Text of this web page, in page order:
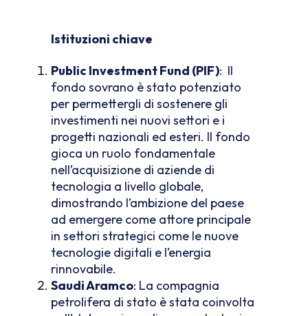
Istituzioni chiave
Public Investment Fund (PIF): Il
fondo sovrano è stato potenziato
per permettergli di sostenere gli
investimenti nei nuovi settori e i
progetti nazionali ed esteri. Il fondo
gioca un ruolo fondamentale
nell’acquisizione di aziende di
tecnologia a livello globale,
dimostrando l’ambizione del paese
ad emergere come attore principale
in settori strategici come le nuove
tecnologie digitali e l’energia
rinnovabile.
Saudi Aramco: La compagnia
petrolifera di stato è stata coinvolta